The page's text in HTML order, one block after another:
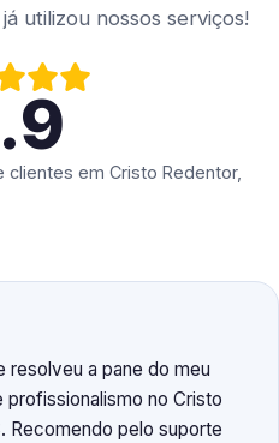
utilizou nossos serviços!
clientes em Cristo Redentor,
resolveu a pane do meu
no Cristo
Recomendo pelo suporte